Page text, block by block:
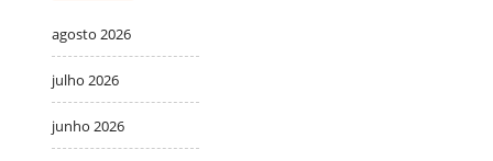
agosto 2026
julho 2026
junho 2026